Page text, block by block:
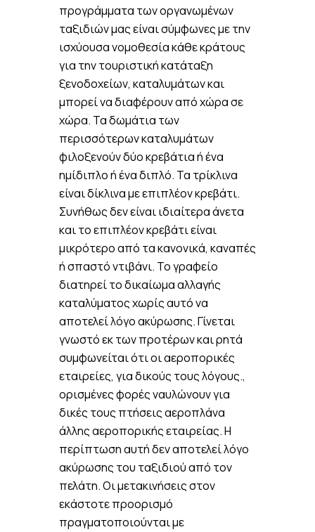
προγράμματα των οργανωμένων
ταξιδιών μας είναι σύμφωνες με την
ισχύουσα νομοθεσία κάθε κράτους
για την τουριστική κατάταξη
ξενοδοχείων, καταλυμάτων και
μπορεί να διαφέρουν από χώρα σε
χώρα. Τα δωμάτια των
περισσότερων καταλυμάτων
φιλοξενούν δύο κρεβάτια ή ένα
ημίδιπλο ή ένα διπλό. Τα τρίκλινα
είναι δίκλινα με επιπλέον κρεβάτι.
Συνήθως δεν είναι ιδιαίτερα άνετα
και το επιπλέον κρεβάτι είναι
μικρότερο από τα κανονικά, καναπές
ή σπαστό ντιβάνι. Το γραφείο
διατηρεί το δικαίωμα αλλαγής
καταλύματος χωρίς αυτό να
αποτελεί λόγο ακύρωσης. Γίνεται
γνωστό εκ των προτέρων και ρητά
συμφωνείται ότι οι αεροπορικές
εταιρείες, για δικούς τους λόγους.,
ορισμένες φορές ναυλώνουν για
δικές τους πτήσεις αεροπλάνα
άλλης αεροπορικής εταιρείας. Η
περίπτωση αυτή δεν αποτελεί λόγο
ακύρωσης του ταξιδιού από τον
πελάτη. Οι μετακινήσεις στον
εκάστοτε προορισμό
πραγματοποιούνται με